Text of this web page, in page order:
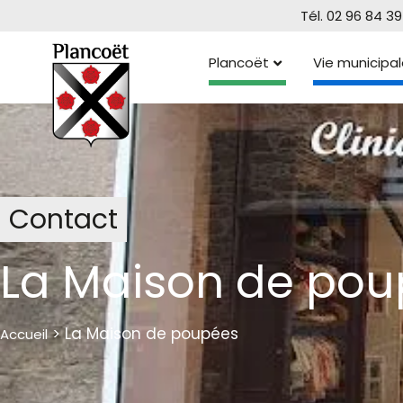
Web
comprend
système
d'accessibilité.
Appuyez
sur
Ctrl-
F11
pour
adapter
le
site
Web
aux
Tél. 02 96 84
Plancoët Vie
Contact
La Maison de
Accueil>La Maison de poupées